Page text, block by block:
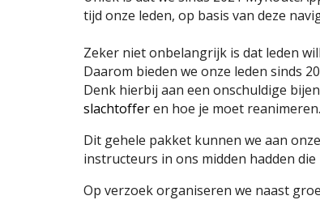
tijd onze leden, op basis van deze
Zeker niet onbelangrijk is dat leden
Daarom bieden we onze leden sinds
Denk hierbij aan een onschuldige
slachtofferen hoe je moet reanimeren.
Dit gehele pakket kunnen we aan
instructeurs in ons midden hadden
Op verzoek organiseren we naast